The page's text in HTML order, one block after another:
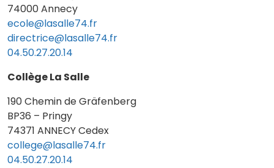
74000 Annecy
ecole@lasalle74.fr
directrice@lasalle74.fr
04.50.27.20.14
Collège La Salle
190 Chemin de Gräfenberg
BP36 – Pringy
74371 ANNECY Cedex
college@lasalle74.fr
04.50.27.20.14